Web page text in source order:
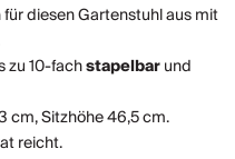
diesen Gartenstuhl aus mit
zu 10-fachstapelbarund
cm, Sitzhöhe 46,5 cm.
reicht.